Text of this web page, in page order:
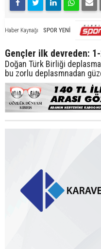
Haber Kaynağı SPOR YENİ
Gençler ilk devreden:
Doğan Türk Birliği
bu zorlu deplasmnadan